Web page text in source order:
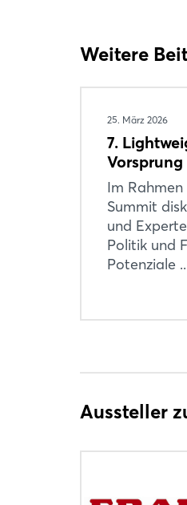
Weitere
25. März 2026
7.
Im
Summit
und
Politik und
Potenziale
Aussteller